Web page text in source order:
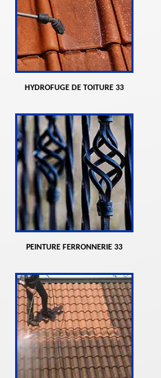
HYDROFUGE DE TOITURE 33
PEINTURE FERRONNERIE 33